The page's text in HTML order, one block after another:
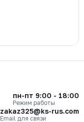
пн-пт 9:00 - 18:00
Режим работы
zakaz325@ks-rus.com
Email для связи